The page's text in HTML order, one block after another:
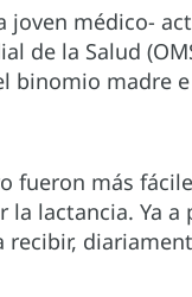
médico-
de la Salud
binomio madre
fueron más
la lactancia. Ya